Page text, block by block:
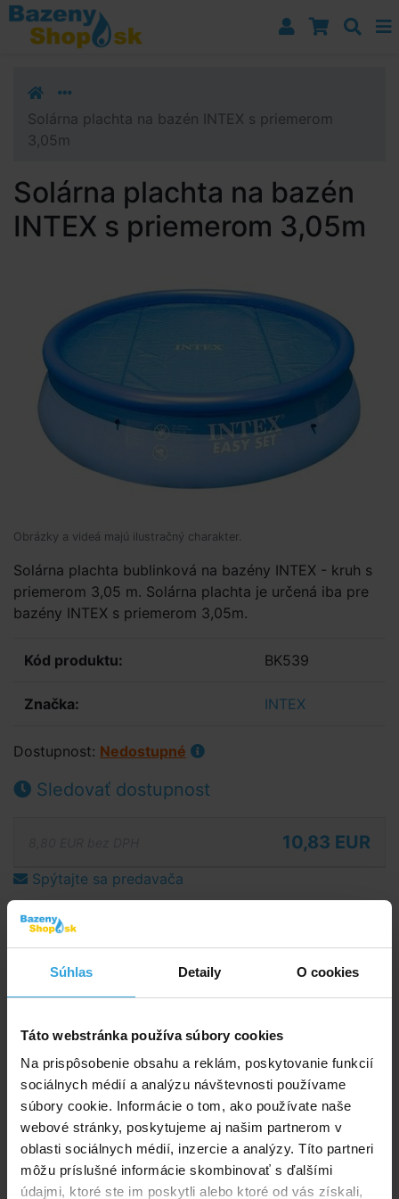
Súhlas Detaily O cookies
Táto webstránka používa súbory cookies
Na prispôsobenie obsahu a reklám, poskytovanie funkcií
sociálnych médií a analýzu návštevnosti používame
súbory cookie. Informácie o tom, ako používate naše
webové stránky, poskytujeme aj našim partnerom v
oblasti sociálnych médií, inzercie a analýzy. Títo partneri
môžu príslušné informácie skombinovať s ďalšími
údajmi, ktoré ste im poskytli alebo ktoré od vás získali,
Prejsť k navigácii
Prejsť na obsah
Prejsť k bočnému stĺpci
Solárna plachta na bazén INTEX s priemerom
3,05m
Solárna plachta na bazén
INTEX s priemerom 3,05m
Obrázky a videá majú ilustračný charakter.
Solárna plachta bublinková na bazény INTEX - kruh s
priemerom 3,05 m. Solárna plachta je určená iba pre
bazény INTEX s priemerom 3,05m.
Kód produktu: BK539
Značka: INTEX
Dostupnost: Nedostupné
Sledovať dostupnost
10,83 EUR
Spýtajte sa predavača
Podrobný popis
Podrobný popis
Solárna plachta je určená iba pre bazény INTEX
čo zodpovedá priemeru bazéna v hornej časti pri
hladine.)
Bublinková solárna plachta pláva na hladine, ohrieva
vodu a udržuje teplotu, čiastočne kryje proti spadu
nečistôt.
Solárna plachta je vyrobená z bublinkovej